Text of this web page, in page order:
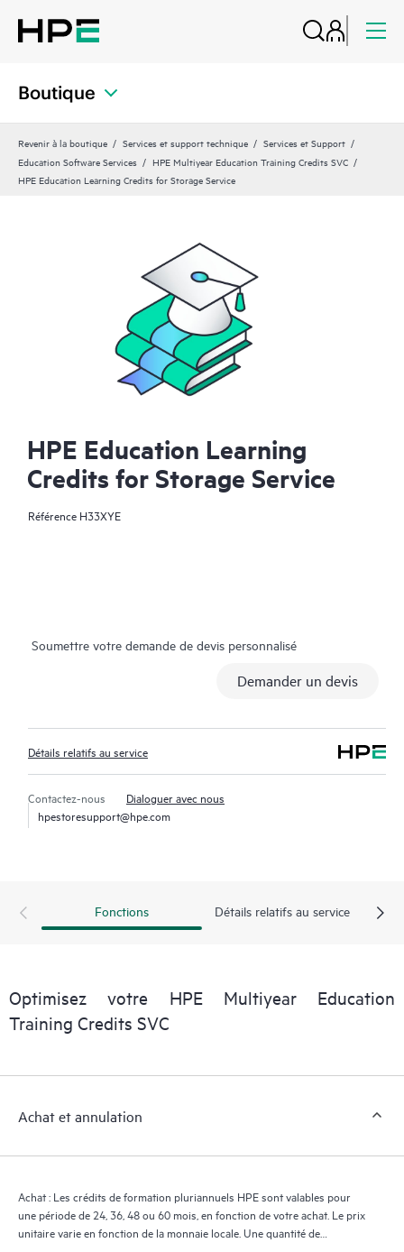
Boutique
Revenir à la boutique Services et support technique
Services et Support
Education Software Services
HPE Multiyear Education Training Credits SVC
HPE Education Learning Credits for Storage Service
HPE Education Learning
Credits for Storage Service
Référence H33XYE
Soumettre votre demande de devis personnalisé
Demander un devis
Détails relatifs au service
Contactez-nous
Dialoguer avec nous
hpestoresupport@hpe.com
Fonctions Détails relatifs au service
Optimisez votre HPE Multiyear Education
Training Credits SVC
Achat et annulation
Achat : Les crédits de formation pluriannuels HPE sont valables pour
une période de 24, 36, 48 ou 60 mois, en fonction de votre achat. Le prix
unitaire varie en fonction de la monnaie locale. Une quantité de